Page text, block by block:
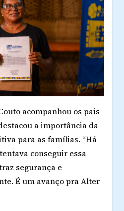
acompanhou os pais
a importância da
para as famílias. “Há
conseguir essa
segurança e
É um avanço pra Alter